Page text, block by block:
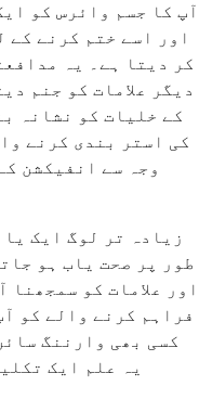
آپ کا جسم وائرس کو
اور اسے ختم کرنے کے
کر دیتا ہے۔ یہ
دیگر علامات کو جنم
کے خلیات کو نشانہ
کی استر بندی کرنے
وجہ سے انفیکشن
زیادہ تر لوگ ایک
طور پر صحت یاب ہو
اور علامات کو
فراہم کرنے والے کو
کسی بھی وارننگ
یہ علم ایک